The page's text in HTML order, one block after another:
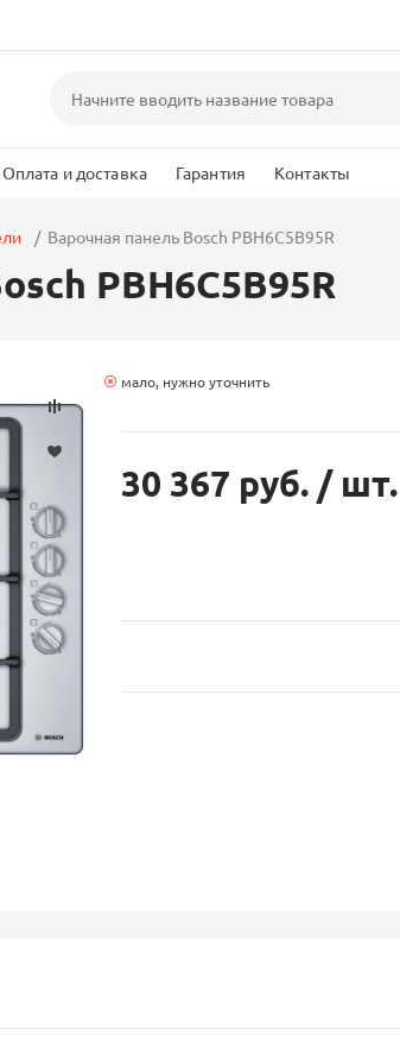
Оплата и доставка Гарантия Контакты
Варочная панель Bosch PBH6C5B95R
PBH6C5B95R
мало, нужно уточнить
30 367 руб. / шт.